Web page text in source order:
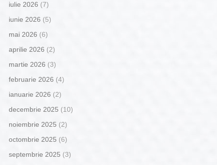
iulie 2026 (7)
iunie 2026 (5)
mai 2026 (6)
aprilie 2026 (2)
martie 2026 (3)
februarie 2026 (4)
ianuarie 2026 (2)
decembrie 2025 (10)
noiembrie 2025 (2)
octombrie 2025 (6)
septembrie 2025 (3)